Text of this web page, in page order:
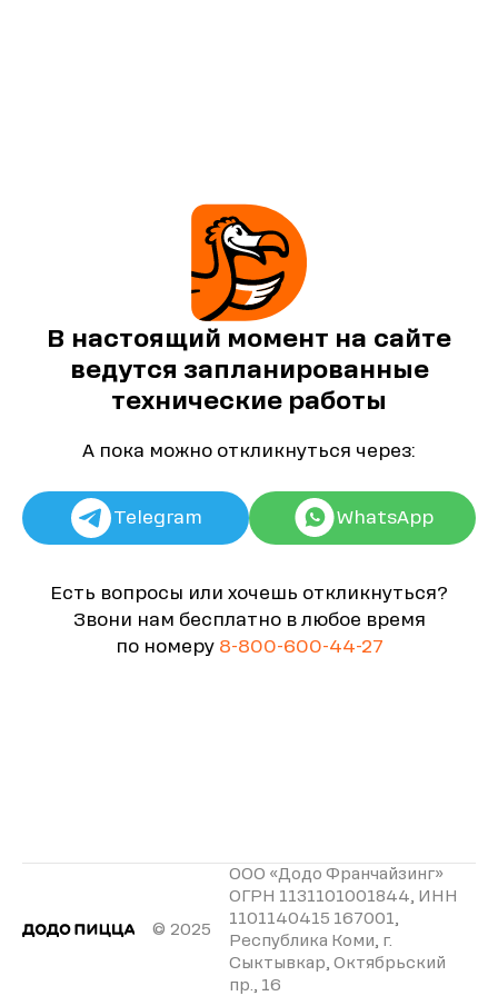
В настоящий момент на сайте
ведутся запланированные
технические работы
А пока можно откликнуться через:
Telegram WhatsApp
Есть вопросы или хочешь откликнуться?
Звони нам бесплатно в любое время
по номеру 8-800-600-44-27
© 2025
ООО «Додо Франчайзинг»
ОГРН 1131101001844, ИНН
1101140415 167001,
Республика Коми, г.
Сыктывкар, Октябрьский
пр., 16